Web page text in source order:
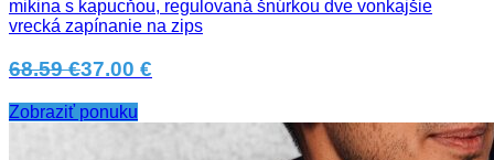
mikina s kapucňou, regulovaná šnúrkou dve vonkajšie
vrecká zapínanie na zips
68.59 €37.00 €
Zobraziť ponuku